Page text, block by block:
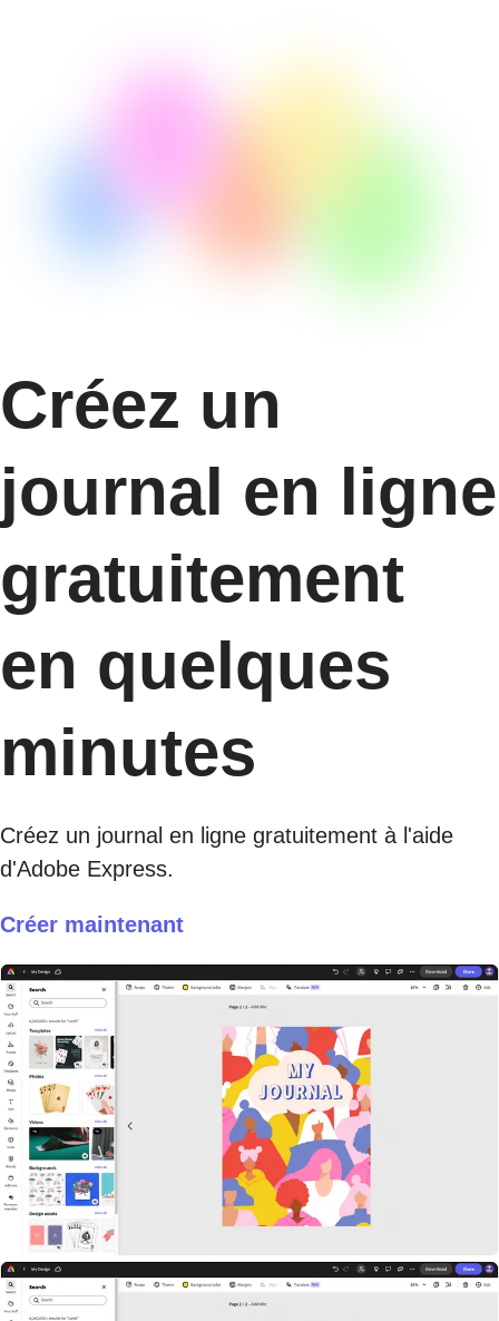
Créez un
journal en ligne
gratuitement
en quelques
minutes
Créez un journal en ligne gratuitement à l'aide
d'Adobe Express.
Créer maintenant